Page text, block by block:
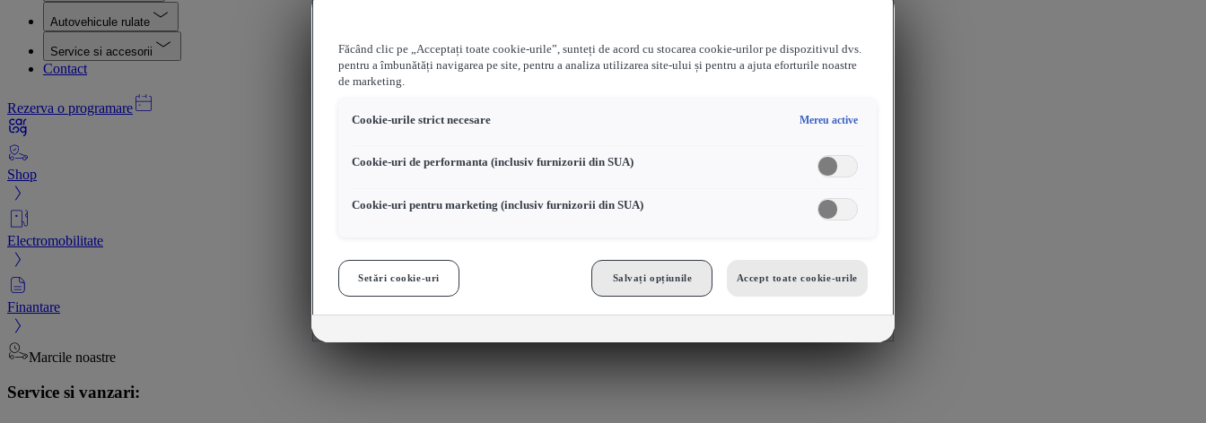
Autovehicule rulate
Service si accesorii
Contact
Rezerva o programare
Shop
Electromobilitate
Finantare
Marcile noastre
Service si vanzari:
Făcând clic pe „Acceptați toate cookie-urile”, sunteți de acord cu stocarea cookie-urilor pe dispozitivul dvs.
pentru a îmbunătăți navigarea pe site, pentru a analiza utilizarea site-ului și pentru a ajuta eforturile noastre
de marketing.
Cookie-urile strict necesare Mereu active
Cookie-uri de performanta (inclusiv furnizorii din SUA)
Cookie-uri pentru marketing (inclusiv furnizorii din SUA)
Setări cookie-uri Salvați opțiunile Accept toate cookie-urile